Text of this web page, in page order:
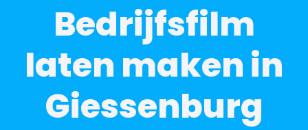
Bedrijfsfilm
laten maken in
Giessenburg